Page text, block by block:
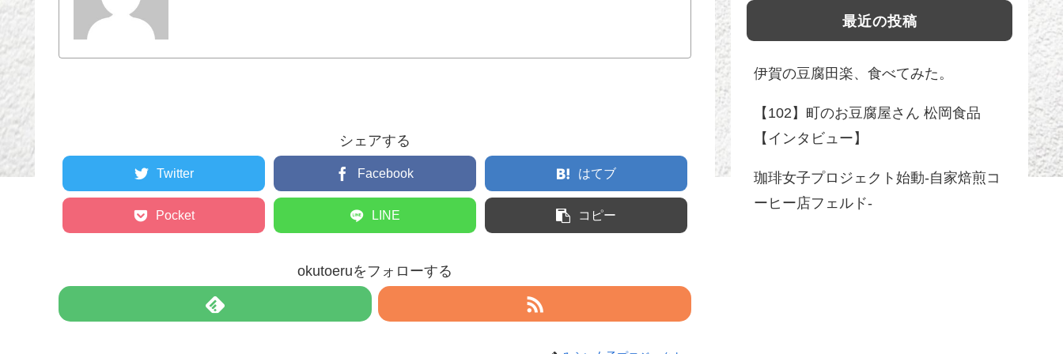
シェアする
Twitter Facebook はてブ
Pocket LINE コピー
okutoeruをフォローする
最近の投稿
伊賀の豆腐田楽、食べてみた。
【102】町のお豆腐屋さん 松岡食品
【インタビュー】
珈琲女子プロジェクト始動-自家焙煎コ
ーヒー店フェルド-